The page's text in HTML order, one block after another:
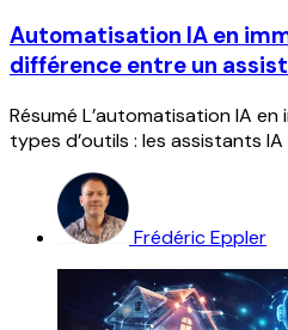
Automatisation IA en
différence entre un
Résumé L’automatisation IA
types d’outils : les assistants
Frédéric Eppler